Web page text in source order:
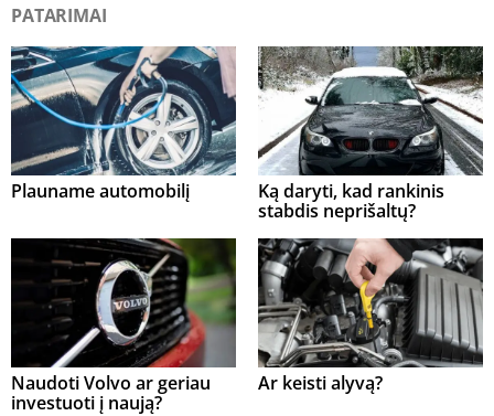
PATARIMAI
Plauname automobilį
Ką daryti, kad rankinis
stabdis neprišaltų?
Naudoti Volvo ar geriau
investuoti į naują?
Ar keisti alyvą?